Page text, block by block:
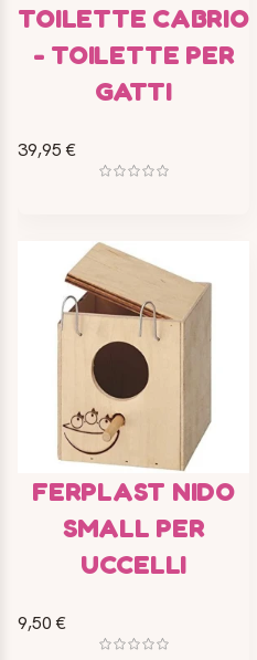
TOILETTE CABRIO
- TOILETTE PER
GATTI
39,95 €
FERPLAST NIDO
SMALL PER
UCCELLI
9,50 €